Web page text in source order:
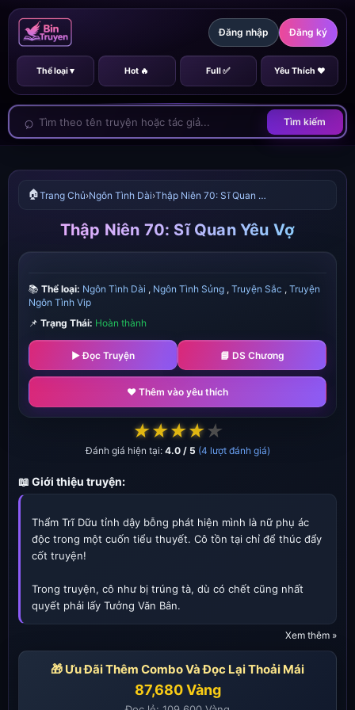
Đăng nhập Đăng ký
Thể loại ▾ Hot 🔥 Full ✅ Yêu Thích ❤️
Tìm kiếm
🏠Trang Chủ›Ngôn Tình Dài› Thập Niên 70: Sĩ Quan Yêu Vợ
Thập Niên 70: Sĩ Quan Yêu Vợ
📚 Thể loại: Ngôn Tình Dài , Ngôn Tình Sủng , Truyện Sắc , Truyện
Ngôn Tình Vip
📌 Trạng Thái: Hoàn thành
▶ Đọc Truyện 📘 DS Chương
❤️ Thêm vào yêu thích
★★★★★
Đánh giá hiện tại: 4.0 / 5 (4 lượt đánh giá)
📖 Giới thiệu truyện:
Thẩm Trĩ Dữu tỉnh dậy bỗng phát hiện mình là nữ phụ ác
độc trong một cuốn tiểu thuyết. Cô tồn tại chỉ để thúc đẩy
cốt truyện!
Trong truyện, cô như bị trúng tà, dù có chết cũng nhất
quyết phải lấy Tưởng Văn Bân.
Sau khi cưới, Tưởng Văn Bân chê cô bẩn thỉu, bắt cô ngủ
Đến khi thi đậu đại học, anh ta liền vứt bỏ cô để quay về
thành phố, sống hạnh phúc bên nữ chính.
Xem thêm »
🎁 Ưu Đãi Thêm Combo Và Đọc Lại Thoải Mái
87,680 Vàng